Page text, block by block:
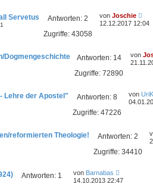
Servetus Antworten: 2
Zugriffe: 43058
von Joschie
12.12.2017 12:04
Dogmengeschichte Antworten: 14
Zugriffe: 72890
von
Lehre der Apostel" Antworten: 8
Zugriffe: 47226
von
reformierten Theologie! Antworten: 2
Zugriffe: 34410
Antworten: 1
von Barnabas
14.10.2013 22:47